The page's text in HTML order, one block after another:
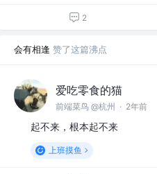
2
会有相逢 赞了这篇沸点
爱吃零食的猫
前端菜鸟 @杭州 · 2年前
起不来，根本起不来
上班摸鱼